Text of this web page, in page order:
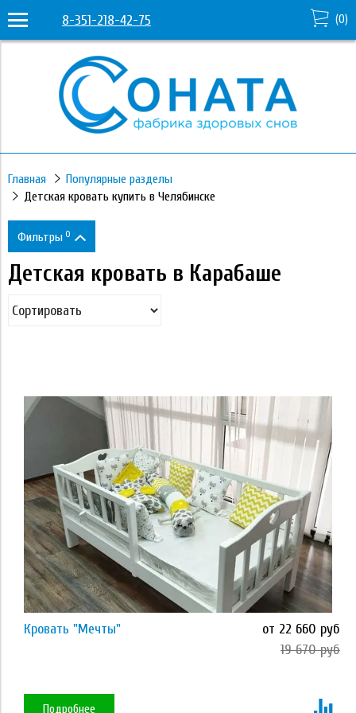
8-351-218-42-75 (0)
Главная
Популярные разделы
Детская кровать купить в Челябинске
Фильтры 0
Цена
Применить
80*160
80*180
80*200
90*190
Детская кровать в Карабаше
Кровать "Мечты"
от 22 660 руб
19 670 руб
Подробнее